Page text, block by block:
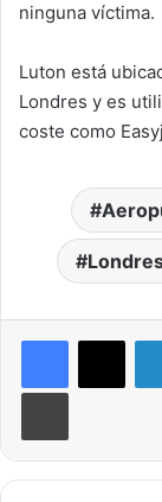
ninguna víctima.
Luton está
Londres y es
coste como
Imprimir